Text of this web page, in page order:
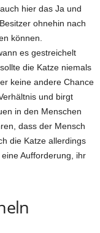
hier das Ja und
ohnehin nach
können.
es gestreichelt
die Katze niemals
keine andere Chance
und birgt
in den Menschen
dass der Mensch
die Katze allerdings
Aufforderung, ihr